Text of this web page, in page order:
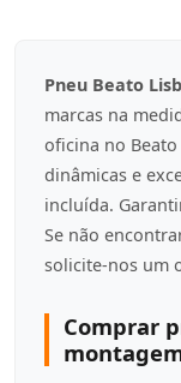
Pneu Beato
marcas na
oficina no
dinâmicas e
incluída.
Se não
solicite-nos um
Comprar